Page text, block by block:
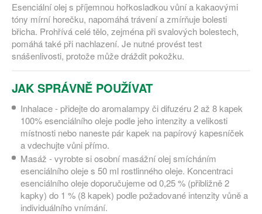
Esenciální olej s příjemnou hořkosladkou vůní a kakaovými
tóny mírní horečku, napomáhá trávení a zmírňuje bolesti
břicha. Prohřívá celé tělo, zejména při svalových bolestech,
pomáhá také při nachlazení. Je nutné provést test
snášenlivosti, protože může dráždit pokožku.
JAK SPRÁVNĚ POUŽÍVAT
Inhalace - přidejte do aromalampy či difuzéru 2 až 8 kapek
100% esenciálního oleje podle jeho intenzity a velikosti
místnosti nebo naneste pár kapek na papírový kapesníček
a vdechujte vůni přímo.
Masáž - vyrobte si osobní masážní olej smícháním
esenciálního oleje s 50 ml rostlinného oleje. Koncentraci
esenciálního oleje doporučujeme od 0,25 % (přibližně 2
kapky) do 1 % (8 kapek) podle požadované intenzity vůně a
individuálního vnímání.